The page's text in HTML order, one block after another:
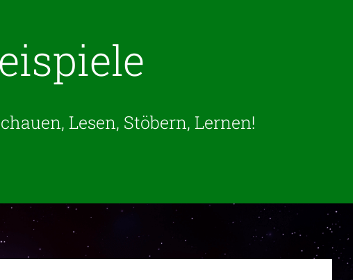
Lesen, Stöbern, Lernen!